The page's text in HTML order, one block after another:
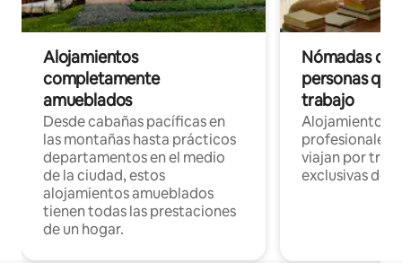
Alojamientos
completamente
amueblados
Desde cabañas pacíficas en
las montañas hasta prácticos
departamentos en el medio
de la ciudad, estos
alojamientos amueblados
tienen todas las prestaciones
de un hogar.
Nómadas
personas
trabajo
Alojamientos
profesionales
viajan por
exclusivas de